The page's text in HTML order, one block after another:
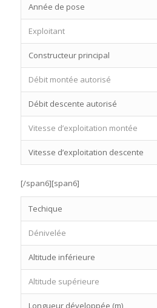
Année de pose
Exploitant
Constructeur principal
Débit montée autorisé
Débit descente autorisé
Vitesse d’exploitation montée
Vitesse d’exploitation descente
[/span6][span6]
Techique
Dénivelée
Altitude inférieure
Altitude supérieure
Longueur développée (m)